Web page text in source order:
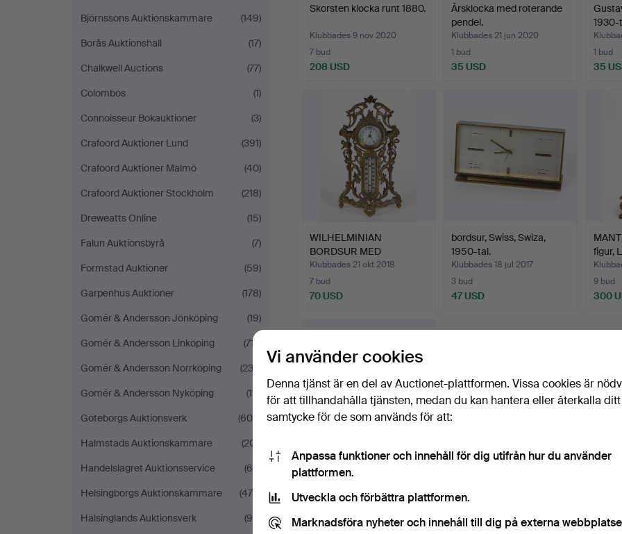
Björnssons Auktionskammare
(149)
Borås Auktionshall
(17)
Chalkwell Auctions
(77)
Colombos
(1)
Connoisseur Bokauktioner
(3)
Crafoord Auktioner Lund
(391)
Crafoord Auktioner Malmö
(40)
Crafoord Auktioner Stockholm
(218)
Dreweatts Online
(15)
Falun Auktionsbyrå
(7)
Formstad Auktioner
(59)
Garpenhus Auktioner
(178)
Gomér & Andersson Jönköping
(19)
Gomér & Andersson Linköping
(717)
Gomér & Andersson Norrköping
(233)
Gomér & Andersson Nyköping
(111)
Göteborgs Auktionsverk
(604)
Halmstads Auktionskammare
(201)
Handelslagret Auktionsservice
(60)
Helsingborgs Auktionskammare
(475)
Hälsinglands Auktionsverk
(95)
Skorsten klocka runt 1880.
Klubbades 9 nov 2020
7 bud
208 USD
Årsklocka med roterande
pendel.
Klubbades 21 jun 2020
1 bud
35 USD
1930-
1 bud
35
WILHELMINIAN
BORDSUR MED
TERMOMETER RUNT 1…
Klubbades 21 okt 2018
7 bud
70 USD
bordsur, Swiss, Swiza,
1950-tal.
Klubbades 18 jul 2017
3 bud
47 USD
figur,
9 bud
300
MANTELUR MED 2
SIDOSTYCKEN, CA
1880/1900.
Klubbades 9 jan 2017
221 USD
Vi använder cookies
Denna tjänst är en del av Auctionet-plattformen. Vissa cookies är
för att tillhandahålla tjänsten, medan du kan hantera eller återkalla ditt
samtycke för de som används för att:
Anpassa funktioner och innehåll för dig utifrån hur du använder
plattformen.
Utveckla och förbättra plattformen.
Marknadsföra nyheter och innehåll till dig på externa